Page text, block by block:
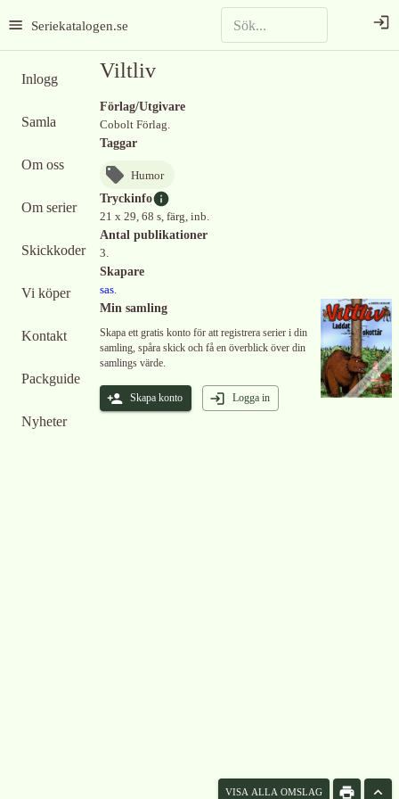
Seriekatalogen.se
Inlogg
Samla
Om oss
Om serier
Skickkoder
Vi köper
Kontakt
Packguide
Nyheter
Viltliv
Förlag/Utgivare
Cobolt Förlag.
Taggar
Humor
Tryckinfo
21 x 29, 68 s, färg, inb.
Antal publikationer
3.
Skapare
sas.
Min samling
Skapa ett gratis konto för att registrera serier i din
samling, spåra skick och få en överblick över din
samlings värde.
Skapa konto Logga in
VISA ALLA OMSLAG